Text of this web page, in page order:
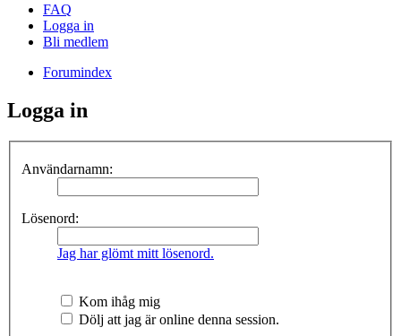
FAQ
Logga in
Bli medlem
Forumindex
Logga in
Användarnamn:
Lösenord:
Jag har glömt mitt lösenord.
Kom ihåg mig
Dölj att jag är online denna session.